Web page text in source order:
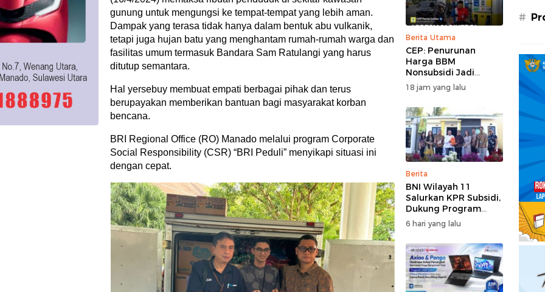
gunung untuk mengungsi ke tempat-tempat yang lebih aman.
Dampak yang terasa tidak hanya dalam bentuk abu vulkanik,
tetapi juga hujan batu yang menghantam rumah-rumah warga dan
fasilitas umum termasuk Bandara Sam Ratulangi yang harus
ditutup semantara.
Hal yersebuy membuat empati berbagai pihak dan terus
berupayakan memberikan bantuan bagi masyarakat korban
bencana.
BRI Regional Office (RO) Manado melalui program Corporate
Social Responsibility (CSR) “BRI Peduli” menyikapi situasi ini
dengan cepat.
Berita Utama
CEP: Penurunan
Harga BBM
Nonsubsidi Jadi
Stimulus Positif bagi
Dunia Usaha dan
Pertumbuhan
Ekonomi
18 jam yang lalu
Berita
BNI Wilayah 11
Salurkan KPR Subsidi,
Dukung Program
62.710 Rumah
Bersubsidi
6 hari yang lalu
#